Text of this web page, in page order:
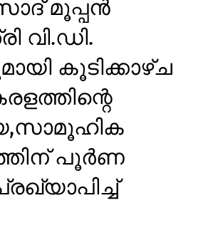
മൂപ്പൻ
വി.ഡി.
കൂടിക്കാഴ്ച
പൂർണ